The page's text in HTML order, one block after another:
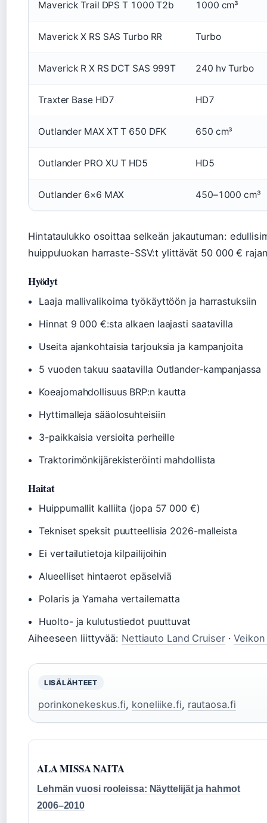
Maverick Trail DPS T 1000 T2b 1000 cm³
Maverick X RS SAS Turbo RR Turbo
Maverick R X RS DCT SAS 999T 240 hv Turbo
Traxter Base HD7 HD7
Outlander MAX XT T 650 DFK 650 cm³
Outlander PRO XU T HD5 HD5
Outlander 6×6 MAX 450–1000 cm³
Hintataulukko osoittaa selkeän jakautuman:
huippuluokan harraste-SSV:t ylittävät 50 000 €
Hyödyt
Laaja mallivalikoima työkäyttöön ja harrastuksiin
Hinnat 9 000 €:sta alkaen laajasti saatavilla
Useita ajankohtaisia tarjouksia ja kampanjoita
5 vuoden takuu saatavilla Outlander-kampanjassa
Koeajomahdollisuus BRP:n kautta
Hyttimalleja sääolosuhteisiin
3-paikkaisia versioita perheille
Traktorimönkijärekisteröinti mahdollista
Haitat
Huippumallit kalliita (jopa 57 000 €)
Tekniset speksit puutteellisia 2026-malleista
Ei vertailutietoja kilpailijoihin
Alueelliset hintaerot epäselviä
Polaris ja Yamaha vertailematta
Huolto- ja kulutustiedot puuttuvat
Aiheeseen liittyvää: Nettiauto Land Cruiser·
LISÄLÄHTEET
porinkonekeskus.fi, koneliike.fi, rautaosa.fi
ALA MISSA NAITA
Lehmän vuosi rooleissa: Näyttelijät ja hahmot
2006–2010